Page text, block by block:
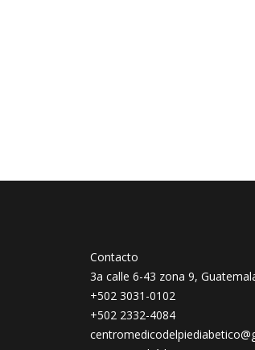
Contacto
3a calle 6-43 zona 9,
+502 3031-0102
+502 2332-4084